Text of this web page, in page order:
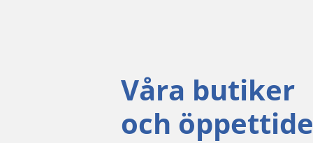
Våra butiker
och